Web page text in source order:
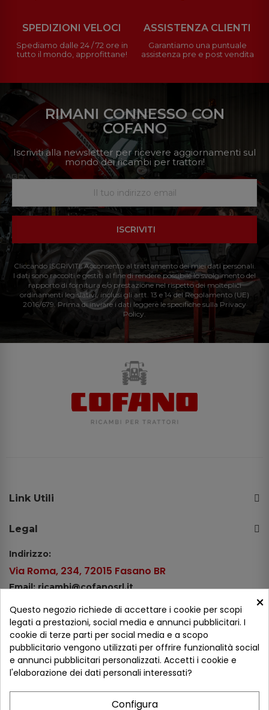
SPEDIZIONI VELOCI
Spediamo dalle 24 / 72 ore in
tutto il mondo, approfittane!
ASSISTENZA CLIENTI
Garantiamo una puntuale
assistenza pre e post vendita
RIMANI CONNESSO CON
COFANO
Iscriviti alla newsletter per ricevere aggiornamenti sul
mondo dei ricambi per trattori!
ISCRIVITI
Cliccando ISCRIVITI: Acconsento al trattamento dei miei dati personali.
I dati sono raccolti e gestiti al fine di rendere possibile lo svolgimento del
rapporto di fornitura e/o prestazione nel rispetto dei molteplici
ordinamenti legislativi, inclusi gli artt. 13 e 14 del Regolamento (UE)
2016/679. Prima di inviare i dati leggere le specifiche sulla Privacy
Policy.
Link Utili
Legal
Indirizzo:
Via Roma, 234, 72015 Fasano BR
Email: ricambi@cofanosrl.it
Tel.: +39 080 44 13 478
WhatsApp: +39 334 98 51 100
Metodi di pagamento
×
Questo negozio richiede di accettare i cookie per scopi
legati a prestazioni, social media e annunci pubblicitari. I
cookie di terze parti per social media e a scopo
pubblicitario vengono utilizzati per offrire funzionalità social
e annunci pubblicitari personalizzati. Accetti i cookie e
l'elaborazione dei dati personali interessati?
Configura